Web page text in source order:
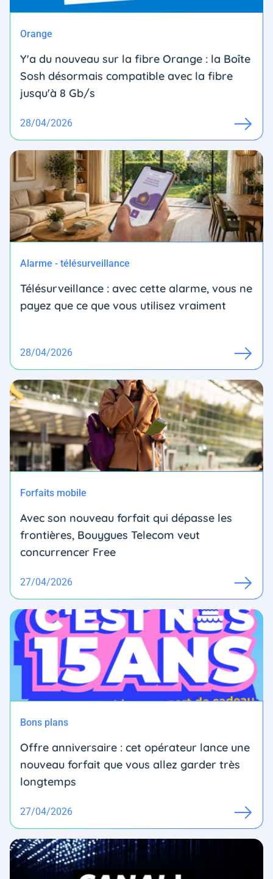
Orange
Y'a du nouveau sur la fibre Orange : la Boîte
Sosh désormais compatible avec la fibre
jusqu'à 8 Gb/s
28/04/2026
Alarme - télésurveillance
Télésurveillance : avec cette alarme, vous ne
payez que ce que vous utilisez vraiment
28/04/2026
Forfaits mobile
Avec son nouveau forfait qui dépasse les
frontières, Bouygues Telecom veut
concurrencer Free
27/04/2026
Bons plans
Offre anniversaire : cet opérateur lance une
nouveau forfait que vous allez garder très
longtemps
27/04/2026